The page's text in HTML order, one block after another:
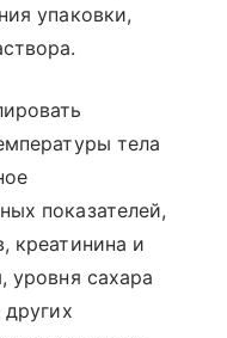
упаковки,
тела
показателей,
креатинина и
уровня сахара